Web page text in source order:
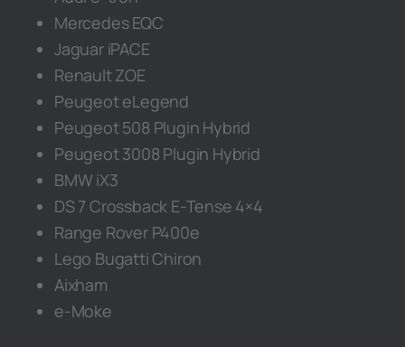
Mercedes EQC
Jaguar iPACE
Renault ZOE
Peugeot eLegend
Peugeot 508 Plugin Hybrid
Peugeot 3008 Plugin Hybrid
BMW iX3
DS 7 Crossback E-Tense 4×4
Range Rover P400e
Lego Bugatti Chiron
Aixham
e-Moke